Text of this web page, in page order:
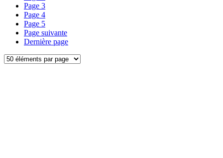
Page 3
Page 4
Page 5
Page suivante
Dernière page